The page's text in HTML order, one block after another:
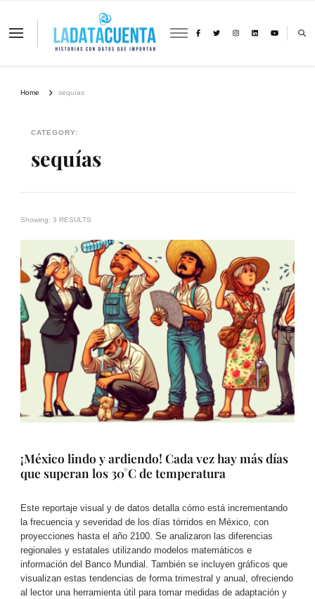
La Data Cuenta es una plataforma
Home sequías
CATEGORY:
sequías
Showing: 3 RESULTS
¡México lindo y ardiendo! Cada vez hay más días
que superan los 30°C de temperatura
Este reportaje visual y de datos detalla cómo está incrementando
la frecuencia y severidad de los días tórridos en México, con
proyecciones hasta el año 2100. Se analizaron las diferencias
regionales y estatales utilizando modelos matemáticos e
información del Banco Mundial. También se incluyen gráficos que
visualizan estas tendencias de forma trimestral y anual, ofreciendo
al lector una herramienta útil para tomar medidas de adaptación y